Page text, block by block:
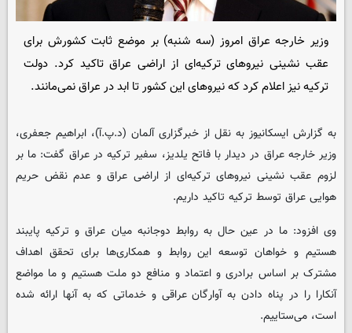
وزیر خارجه عراق امروز (سه شنبه) بر موضع ثابت کشورش برای
عقب نشینی نیروهای ترکیه‌ای از اراضی عراق تاکید کرد. دولت
ترکیه نیز اعلام کرد که نیروهای این کشور تا ابد در عراق نمی‌مانند.
به گزارش ایسکانیوز به نقل از خبرگزاری آلمان (د.پ.آ)، ابراهیم جعفری،
وزیر خارجه عراق در دیدار با فاتح یلدیز، سفیر ترکیه در عراق گفت: ما بر
لزوم عقب نشینی نیروهای ترکیه‌ای از اراضی عراق و عدم نقض حریم
هوایی عراق توسط ترکیه تاکید داریم.
وی افزود: ما در عین حال به روابط دوجانبه میان عراق و ترکیه پایبند
هستیم و خواهان توسعه این روابط و همکاری‌ها برای تحقق اهداف
مشترک بر اساس برادری و اعتماد و منافع دو ملت هستیم و ما مواضع
آنکارا را در پناه دادن به آوارگان عراقی و خدماتی که به آنها ارائه شده
است، می‌ستاییم.